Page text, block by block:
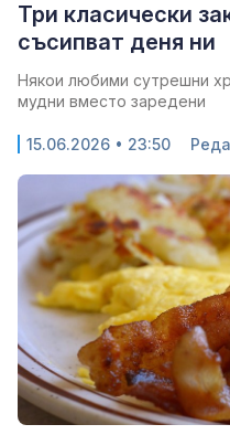
Три класически
съсипват деня ни
Някои любими сутрешни
мудни вместо заредени
15.06.2026 • 23:50